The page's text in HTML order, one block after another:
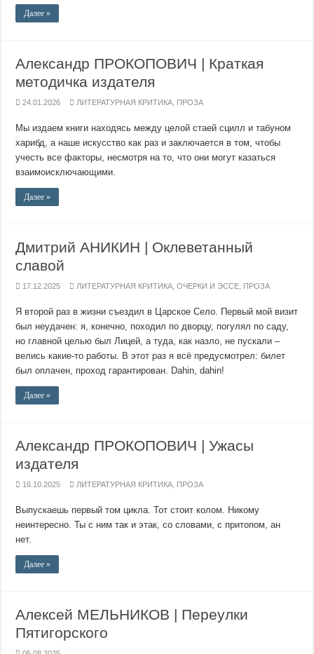
Далее »
Александр ПРОКОПОВИЧ | Краткая
методичка издателя
24.01.2026 ЛИТЕРАТУРНАЯ КРИТИКА ПРОЗА
Мы издаем книги находясь между целой стаей сцилл и табуном
харибд, а наше искусство как раз и заключается в том, чтобы
учесть все факторы, несмотря на то, что они могут казаться
взаимоисключающими.
Далее »
Дмитрий АНИКИН | Оклеветанный
славой
17.12.2025 ЛИТЕРАТУРНАЯ КРИТИКА ,ОЧЕРКИ И ЭССЕ ПРОЗА
Я второй раз в жизни съездил в Царское Село. Первый мой визит
был неудачен: я, конечно, походил по дворцу, погулял по саду,
но главной целью был Лицей, а туда, как назло, не пускали –
велись какие-то работы. В этот раз я всё предусмотрел: билет
был оплачен, проход гарантирован. Dahin, dahin!
Далее »
Александр ПРОКОПОВИЧ | Ужасы
издателя
16.10.2025 ЛИТЕРАТУРНАЯ КРИТИКА ПРОЗА
Выпускаешь первый том цикла. Тот стоит колом. Никому
неинтересно. Ты с ним так и этак, со словами, с притопом, ан
нет.
Далее »
Алексей МЕЛЬНИКОВ | Переулки
Пятигорского